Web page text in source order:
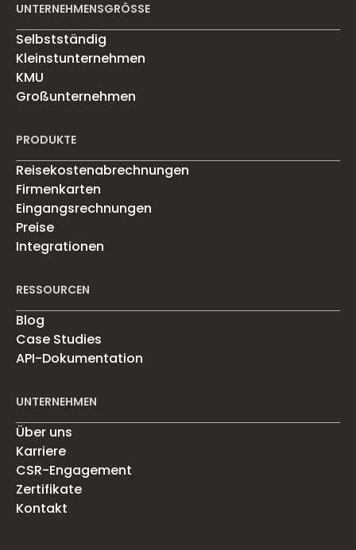
UNTERNEHMENSGRÖSSE
Selbstständig
Kleinstunternehmen
KMU
Großunternehmen
PRODUKTE
Reisekostenabrechnungen
Firmenkarten
Eingangsrechnungen
Preise
Integrationen
RESSOURCEN
Blog
Case Studies
API-Dokumentation
UNTERNEHMEN
Über uns
Karriere
CSR-Engagement
Zertifikate
Kontakt